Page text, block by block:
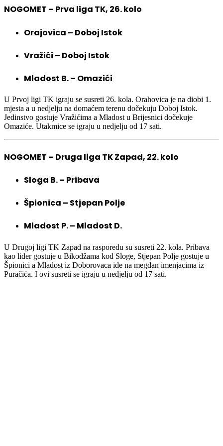
NOGOMET – Prva liga TK, 26. kolo
Orajovica – Doboj Istok
Vražići – Doboj Istok
Mladost B. – Omazići
U Prvoj ligi TK igraju se susreti 26. kola. Orahovica je na diobi 1.
mjesta a u nedjelju na domaćem terenu dočekuju Doboj Istok.
Jedinstvo gostuje Vražićima a Mladost u Brijesnici dočekuje
Omaziće. Utakmice se igraju u nedjelju od 17 sati.
NOGOMET – Druga liga TK Zapad, 22. kolo
Sloga B. – Pribava
Špionica – Stjepan Polje
Mladost P. – Mladost D.
U Drugoj ligi TK Zapad na rasporedu su susreti 22. kola. Pribava
kao lider gostuje u Bikodžama kod Sloge, Stjepan Polje gostuje u
Špionici a Mladost iz Doborovaca ide na megdan imenjacima iz
Puračića. I ovi susreti se igraju u nedjelju od 17 sati.